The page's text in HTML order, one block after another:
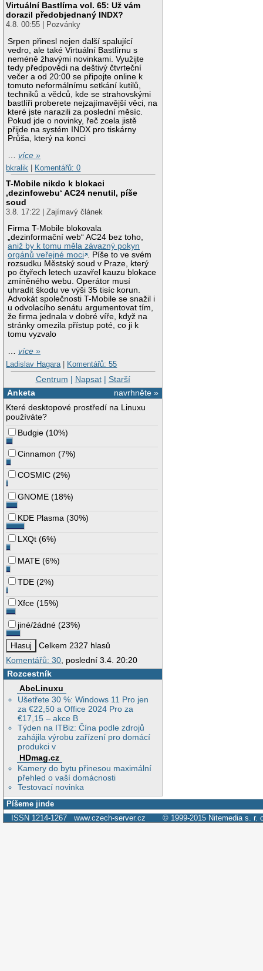
Virtuální Bastlírna vol. 65: Už vám
dorazil předobjednaný INDX?
4.8. 00:55 | Pozvánky
Srpen přinesl nejen další spalující
vedro, ale také Virtuální Bastlírnu s
neméně žhavými novinkami. Využijte
tedy předpovědi na deštivý čtvrteční
večer a od 20:00 se připojte online k
tomuto neformálnímu setkání kutilů,
techniků a vědců, kde se strahovskými
bastlíři proberete nejzajímavější věci, na
které jste narazili za poslední měsíc.
Pokud jde o novinky, řeč zcela jistě
přijde na systém INDX pro tiskárny
Průša, který na konci
…více »
bkralik
Komentářů: 0
T-Mobile nikdo k blokaci
‚dezinfowebu‘ AC24 nenutil, píše
soud
3.8. 17:22 | Zajímavý článek
Firma T-Mobile blokovala
„dezinformační web“ AC24 bez toho,
aniž by k tomu měla závazný pokyn
orgánů veřejné moci . Píše to ve svém
rozsudku Městský soud v Praze, který
po čtyřech letech uzavřel kauzu blokace
zmíněného webu. Operátor musí
uhradit škodu ve výši 35 tisíc korun.
Advokát společnosti T-Mobile se snažil i
u odvolacího senátu argumentovat tím,
že firma jednala v dobré víře, když na
stránky omezila přístup poté, co ji k
tomu vyzvalo
…více »
Ladislav Hagara | Komentářů: 55
Centrum | Napsat| Starší
navrhněte »
Anketa
Které desktopové prostředí na Linuxu
používáte?
Budgie (10%)
Cinnamon (7%)
COSMIC (2%)
GNOME (18%)
KDE Plasma (30%)
LXQt (6%)
MATE (6%)
TDE (2%)
Xfce (15%)
jiné/žádné (23%)
Celkem 2327 hlasů
Komentářů: 30, poslední 3.4. 20:20
Rozcestník
AbcLinuxu
Ušetřete 30 %: Windows 11 Pro jen
za €22,50 a Office 2024 Pro za
€17,15 – akce B
Týden na ITBiz: Čína podle zdrojů
zahájila výrobu zařízení pro domácí
produkci v
HDmag.cz
Kamery do bytu přinesou maximální
přehled o vaší domácnosti
Testovací novinka
Píšeme jinde
ISSN 1214-1267 www.czech-server.cz © 1999-2015 Nitemedia s. r.